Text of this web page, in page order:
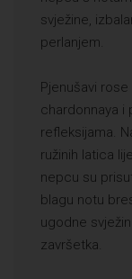
svježine,
perlanjem.
Pjenušavi
chardonnaya i
refleksijama.
ružinih latica
nepcu su
blagu notu
ugodne
završetka.